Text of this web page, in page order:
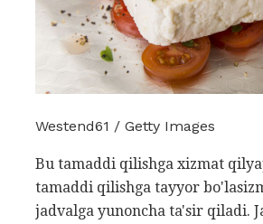
Westend61 / Getty Images
Bu tamaddi qilishga xizmat
tamaddi qilishga tayyor
jadvalga yunoncha ta'sir qiladi.